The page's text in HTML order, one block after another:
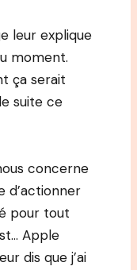
leur explique
moment.
ça serait
suite ce
concerne
d’actionner
pour tout
Apple
dis que j’ai